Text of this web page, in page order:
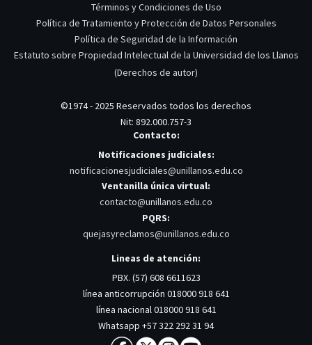
Términos y Condiciones de Uso
Política de Tratamiento y Protección de Datos Personales
Política de Seguridad de la Información
Estatuto sobre Propiedad Intelectual de la Universidad de los Llanos
(Derechos de autor)
©1974 - 2025 Reservados todos los derechos
Nit: 892.000.757-3
Contacto:
Notificaciones judiciales:
notificacionesjudiciales@unillanos.edu.co
Ventanilla única virtual:
contacto@unillanos.edu.co
PQRS:
quejasyreclamos@unillanos.edu.co
Lineas de atención:
PBX. (57) 608 6611623
línea anticorrupción 018000 918 641
línea nacional 018000 918 641
Whatsapp +57 322 292 31 94